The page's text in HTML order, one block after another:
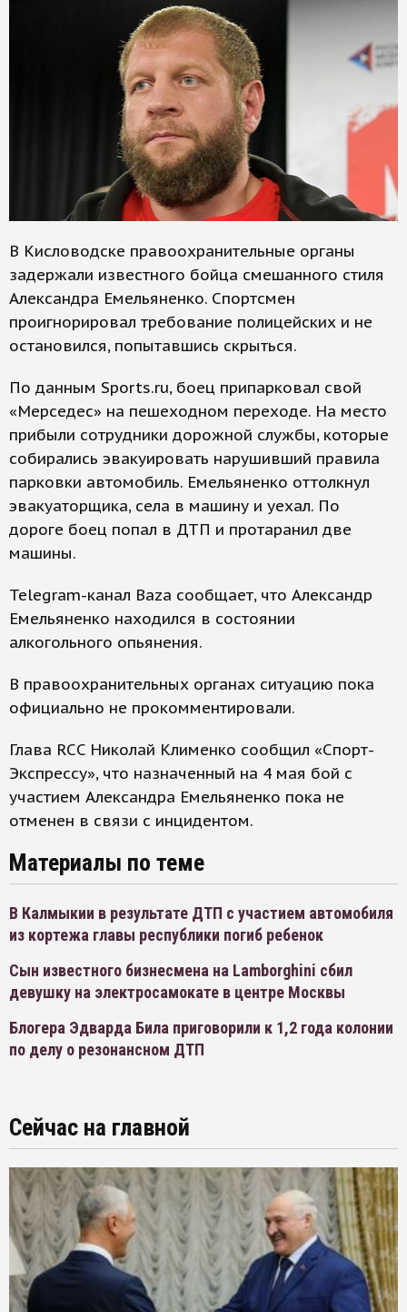
В Кисловодске правоохранительные органы
задержали известного бойца смешанного стиля
Александра Емельяненко. Спортсмен
проигнорировал требование полицейских и не
остановился, попытавшись скрыться.
По данным Sports.ru, боец припарковал свой
«Мерседес» на пешеходном переходе. На место
прибыли сотрудники дорожной службы, которые
собирались эвакуировать нарушивший правила
парковки автомобиль. Емельяненко оттолкнул
эвакуаторщика, села в машину и уехал. По
дороге боец попал в ДТП и протаранил две
машины.
Telegram-канал Baza сообщает, что Александр
Емельяненко находился в состоянии
алкогольного опьянения.
В правоохранительных органах ситуацию пока
официально не прокомментировали.
Глава RCC Николай Клименко сообщил «Спорт-
Экспрессу», что назначенный на 4 мая бой с
участием Александра Емельяненко пока не
отменен в связи с инцидентом.
Материалы по теме
В Калмыкии в результате ДТП с участием автомобиля
из кортежа главы республики погиб ребенок
Сын известного бизнесмена на Lamborghini сбил
девушку на электросамокате в центре Москвы
Блогера Эдварда Била приговорили к 1,2 года колонии
по делу о резонансном ДТП
Сейчас на главной